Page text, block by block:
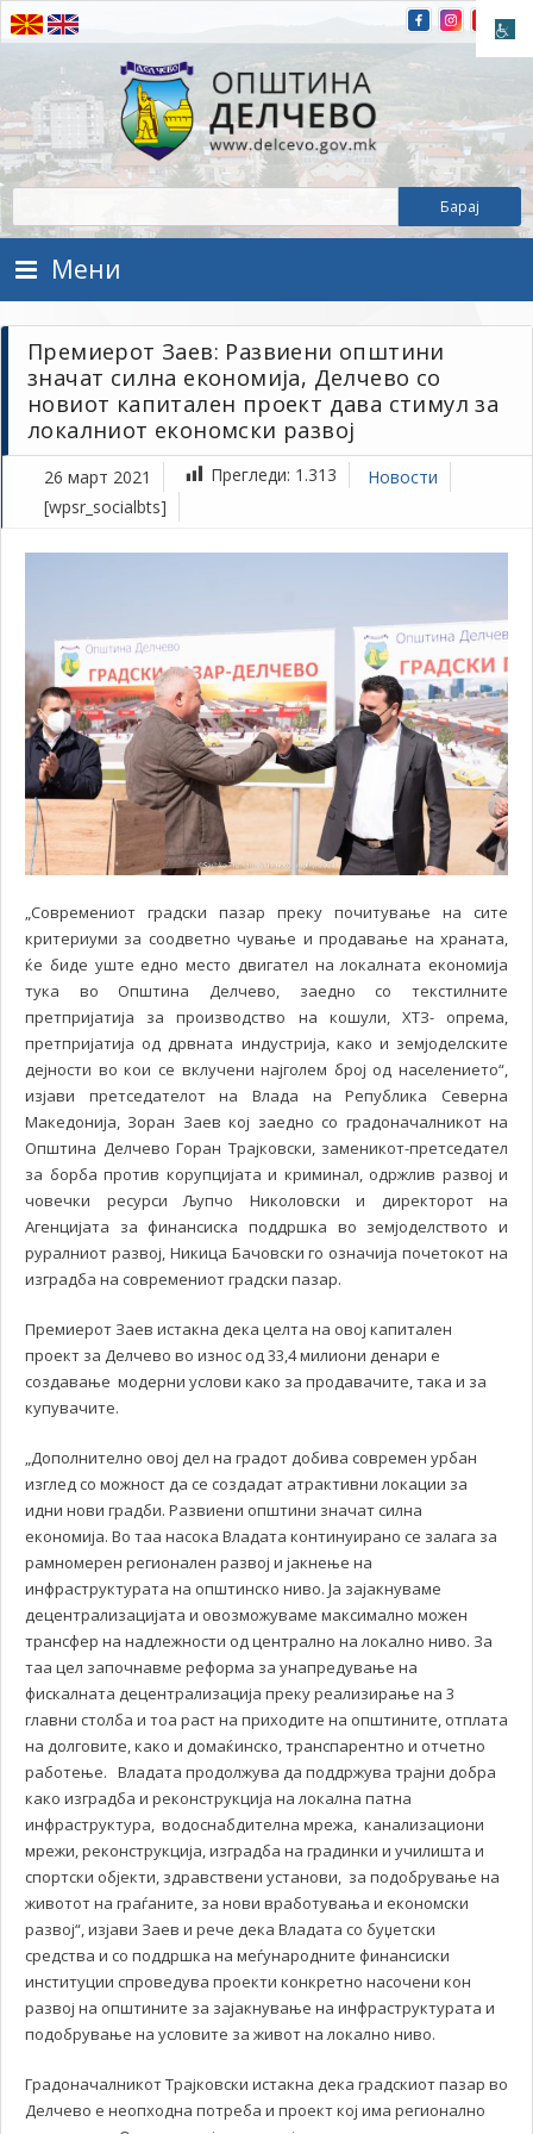
Прескокнете на содржината
Општина Делчево
Општина Делчево
Мени
Премиерот Заев: Развиени општини
значат силна економија, Делчево со
новиот капитален проект дава стимул за
локалниот економски развој
26 март 2021 Прегледи: 1.313
Новости
[wpsr_socialbts]
„Современиот градски пазар преку почитување на сите
критериуми за соодветно чување и продавање на храната,
ќе биде уште едно место двигател на локалната економија
тука во Општина Делчево, заедно со текстилните
претпријатија за производство на кошули, ХТЗ- опрема,
претпријатија од дрвната индустрија, како и земјоделските
дејности во кои се вклучени најголем број од населението“,
изјави претседателот на Влада на Република Северна
Македонија, Зоран Заев кој заедно со градоначалникот на
Општина Делчево Горан Трајковски, заменикот-претседател
за борба против корупцијата и криминал, одржлив развој и
човечки ресурси Љупчо Николовски и директорот на
Агенцијата за финансиска поддршка во земјоделството и
руралниот развој, Никица Бачовски го означија почетокот на
изградба на современиот градски пазар.
Премиерот Заев истакна дека целта на овој капитален
проект за Делчево во износ од 33,4 милиони денари е
создавање модерни услови како за продавачите, така и за
купувачите.
„Дополнително овој дел на градот добива современ урбан
изглед со можност да се создадат атрактивни локации за
идни нови градби. Развиени општини значат силна
економија. Во таа насока Владата континуирано се залага за
рамномерен регионален развој и јакнење на
инфраструктурата на општинско ниво. Ја зајакнуваме
децентрализацијата и овозможуваме максимално можен
трансфер на надлежности од централно на локално ниво. За
таа цел започнавме реформа за унапредување на
фискалната децентрализација преку реализирање на 3
главни столба и тоа раст на приходите на општините, отплата
на долговите, како и домаќинско, транспарентно и отчетно
работење. Владата продолжува да поддржува трајни добра
како изградба и реконструкција на локална патна
инфраструктура, водоснабдителна мрежа, канализациони
мрежи, реконструкција, изградба на градинки и училишта и
спортски објекти, здравствени установи, за подобрување на
животот на граѓаните, за нови вработувања и економски
развој“, изјави Заев и рече дека Владата со буџетски
средства и со поддршка на меѓународните финансиски
институции спроведува проекти конкретно насочени кон
развој на општините за зајакнување на инфраструктурата и
подобрување на условите за живот на локално ниво.
Градоначалникот Трајковски истакна дека градскиот пазар во
Делчево е неопходна потреба и проект кој има регионално